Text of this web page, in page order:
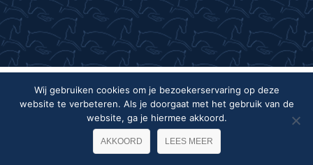
Privacyverklaring
Algemene voorwaarden
Wij gebruiken cookies om je bezoekerservaring op deze
website te verbeteren. Als je doorgaat met het gebruik van de
website, ga je hiermee akkoord.
AKKOORD LEES MEER